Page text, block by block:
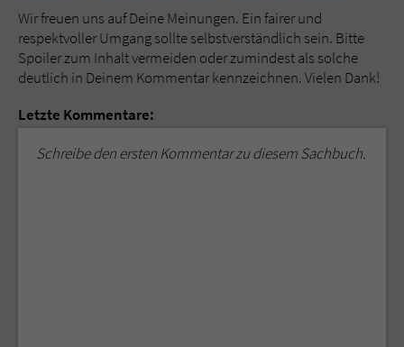
Wir freuen uns auf Deine Meinungen. Ein fairer und
respektvoller Umgang sollte selbstverständlich sein. Bitte
Spoiler zum Inhalt vermeiden oder zumindest als solche
deutlich in Deinem Kommentar kennzeichnen. Vielen Dank!
Letzte Kommentare:
Schreibe den ersten Kommentar zu diesem Sachbuch.